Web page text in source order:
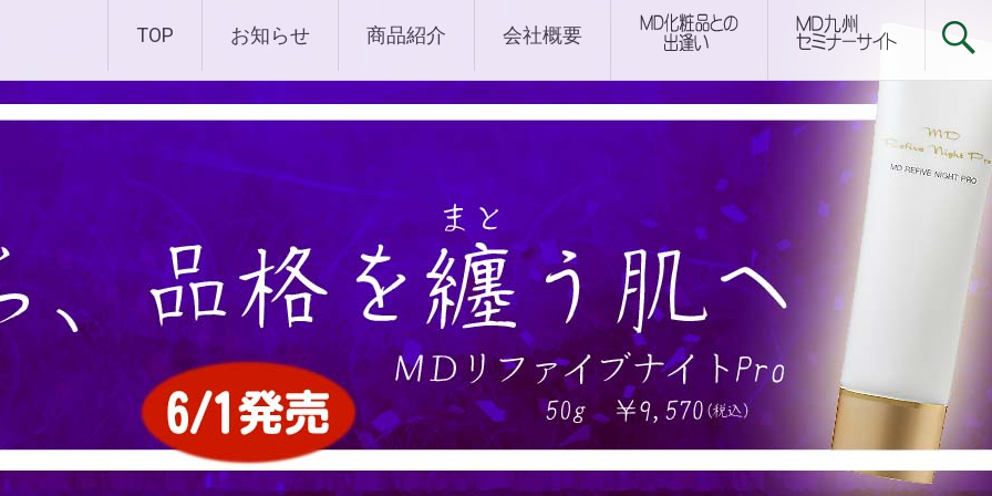
化粧品 |エムディ化粧品 下関サロン
TOP お知らせ 商品紹介 会社概要